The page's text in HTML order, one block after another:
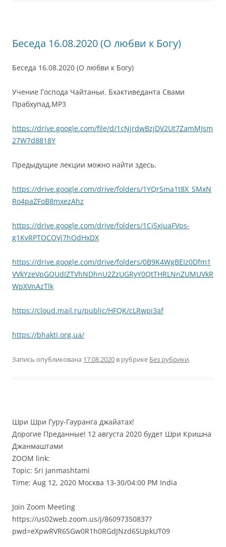
Беседа 16.08.2020 (О любви к Богу)
Беседа 16.08.2020 (О любви к Богу)
Учение Господа Чайтаньи. Бхактиведанта Свами
Прабхупад.MP3
https://drive.google.com/file/d/1cNjrdwBzjDV2Ut7ZamMJsm
27W7d8818Y
Предыдущие лекции можно найти здесь.
https://drive.google.com/drive/folders/1YQrSma1t8X_SMxN
Ro4paZFoB8mxezAhz
https://drive.google.com/drive/folders/1Cj5xjuaFVps-
g1KvRPTOCOVj7hOdHxDX
https://drive.google.com/drive/folders/0B9K4WgBEIz0Dfm1
VVkYzeVpGOUdIZTVhNDhnU2ZzUGRyY0QtTHRLNnZUMUVkR
WpXVnAzTlk
https://cloud.mail.ru/public/HFQK/cLRwpi3af
https://bhakti.org.ua/
Запись опубликована 17.08.2020 в рубрике Без рубрики.
Шри Шри Гуру-Гауранга джайатах!
Дорогие Преданные! 12 августа 2020 будет Шри Кришна
Джанмаштами
ZOOM link:
Topic: Sri Janmashtami
Time: Aug 12, 2020 Москва 13-30/04:00 PM India
Join Zoom Meeting
https://us02web.zoom.us/j/86097350837?
pwd=eXpwRVR6SGw0R1h0RGdJNzd6SUpkUT09